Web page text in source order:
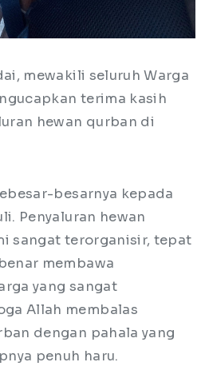
mewakili seluruh Warga
terima kasih
hewan qurban di
besarnya kepada
Penyaluran hewan
sangat terorganisir, tepat
membawa
yang sangat
Allah membalas
dengan pahala yang
penuh haru.